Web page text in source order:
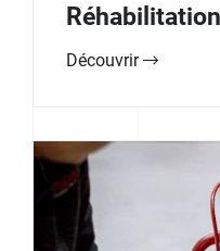
Découvrir